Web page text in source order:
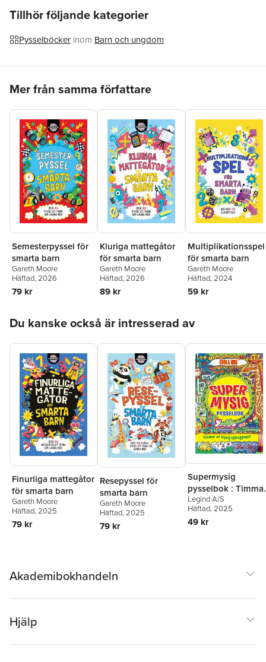
ISBN
Miljömärkning
Originaltitel
Amazing Brain Games for Clever Kids
Översättare
Tillhör följande kategorier
Pysselböcker inom Barn och ungdom
Mer från samma författare
Semesterpyssel för
smarta barn
Gareth Moore
Häftad, 2026
79 kr
Kluriga mattegåtor
för smarta barn
Gareth Moore
Häftad, 2026
89 kr
Multiplikationsspel
för smarta barn
Gareth Moore
Häftad, 2024
59 kr
Du kanske också är intresserad av
Finurliga mattegåtor
för smarta barn
Gareth Moore
Häftad, 2025
79 kr
Resepyssel för
smarta barn
Gareth Moore
Häftad, 2025
79 kr
Supermysig
pysselbok : Timmar
av mysig
hjärngympa!
Legind A/S
Häftad, 2025
49 kr
Akademibokhandeln
Hjälp